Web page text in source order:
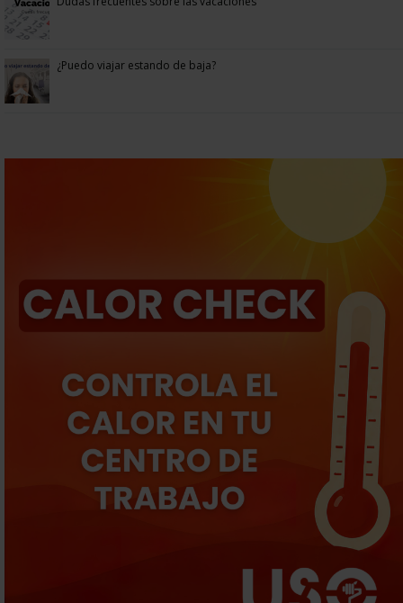
¿Puedo viajar estando de baja?